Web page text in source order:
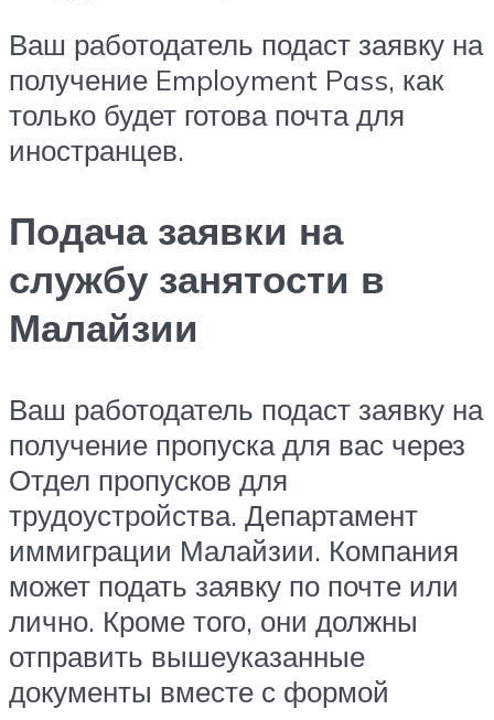
Ваш работодатель подаст заявку на
получение Employment Pass, как
только будет готова почта для
иностранцев.
Подача заявки на
службу занятости в
Малайзии
Ваш работодатель подаст заявку на
получение пропуска для вас через
Отдел пропусков для
трудоустройства. Департамент
иммиграции Малайзии. Компания
может подать заявку по почте или
лично. Кроме того, они должны
отправить вышеуказанные
документы вместе с формой